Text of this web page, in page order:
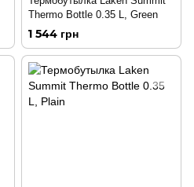
Thermo Bottle 0.35 L, Green
1 544 грн